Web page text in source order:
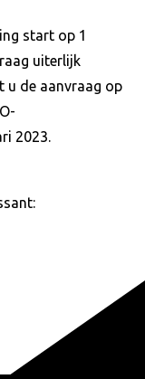
start op 1
uiterlijk
u de aanvraag op
2023.